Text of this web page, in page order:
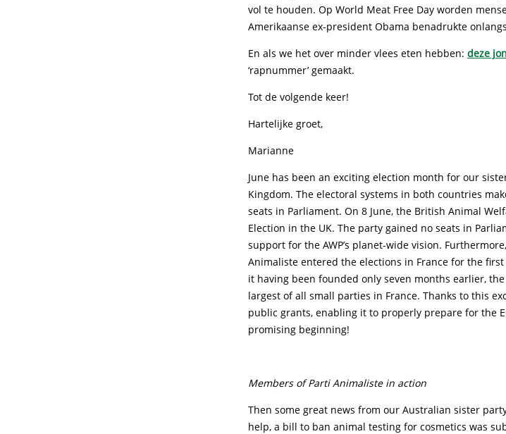
vol te houden. Op World Meat Free Day worden
Amerikaanse ex-president Obama benadrukte
En als we het over minder vlees eten hebben: deze
‘rapnummer’ gemaakt.
Tot de volgende keer!
Hartelijke groet,
Marianne
June has been an exciting election month for our
Kingdom. The electoral systems in both countries
seats in Parliament. On 8 June, the British Animal
Election in the UK. The party gained no seats in
support for the AWP’s planet-wide vision.
Animaliste entered the elections in France for the
it having been founded only seven months earlier,
largest of all small parties in France. Thanks to this
public grants, enabling it to properly prepare for the
promising beginning!
Members of Parti Animaliste in action
Then some great news from our Australian sister
help, a bill to ban animal testing for cosmetics was